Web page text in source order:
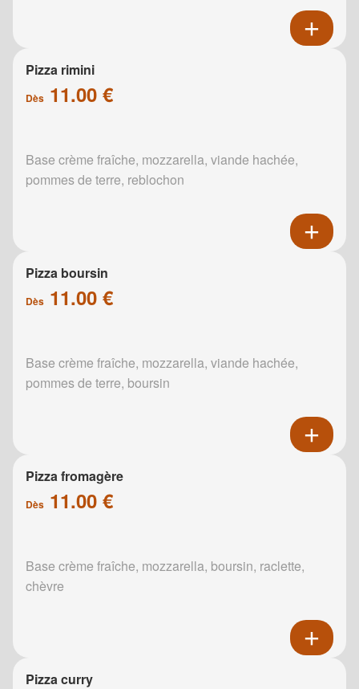
Pizza rimini
Dès 11.00 €
Base crème fraîche, mozzarella, viande hachée,
pommes de terre, reblochon
Pizza boursin
Dès 11.00 €
Base crème fraîche, mozzarella, viande hachée,
pommes de terre, boursin
Pizza fromagère
Dès 11.00 €
Base crème fraîche, mozzarella, boursin, raclette,
chèvre
Pizza curry